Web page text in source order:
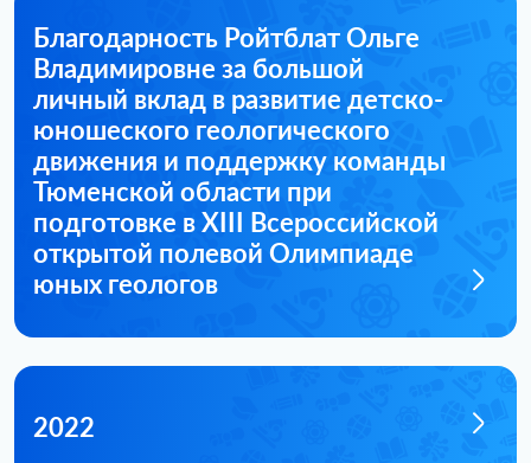
Благодарность Ройтблат Ольге
Владимировне за большой
личный вклад в развитие детско-
юношеского геологического
движения и поддержку команды
Тюменской области при
подготовке в XIII Всероссийской
открытой полевой Олимпиаде
юных геологов
2022